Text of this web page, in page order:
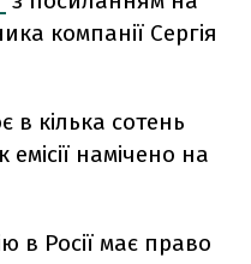
компанії Сергія
в кілька сотень
намічено на
в Росії має право